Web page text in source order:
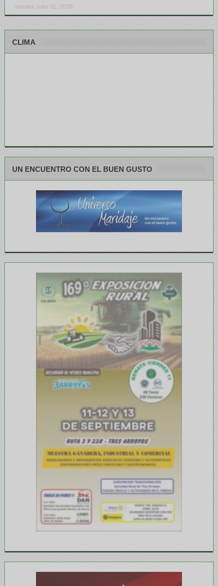
viernes, julio 31, 2026
CLIMA
UN ENCUENTRO CON EL BUEN GUSTO